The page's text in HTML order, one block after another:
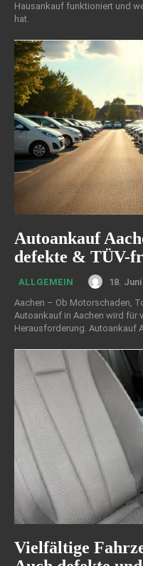
Hausankauf funktioniert und
hat.
Autoankauf
defekte & TÜV-
ALLGEMEIN
18.
Aachen – Ob Motorschaden,
Autoankauf in Aachen wird für
Herausforderung. Autoankauf
Vielfältige